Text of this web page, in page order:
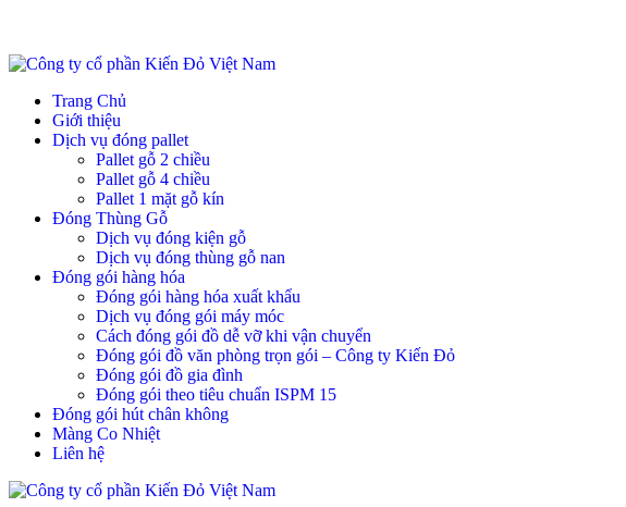
Trang Chủ
Giới thiệu
Dịch vụ đóng pallet
Pallet gỗ 2 chiều
Pallet gỗ 4 chiều
Pallet 1 mặt gỗ kín
Đóng Thùng Gỗ
Dịch vụ đóng kiện gỗ
Dịch vụ đóng thùng gỗ nan
Đóng gói hàng hóa
Đóng gói hàng hóa xuất khẩu
Dịch vụ đóng gói máy móc
Cách đóng gói đồ dễ vỡ khi vận chuyển
Đóng gói đồ văn phòng trọn gói – Công ty Kiến Đỏ
Đóng gói đồ gia đình
Đóng gói theo tiêu chuẩn ISPM 15
Đóng gói hút chân không
Màng Co Nhiệt
Liên hệ